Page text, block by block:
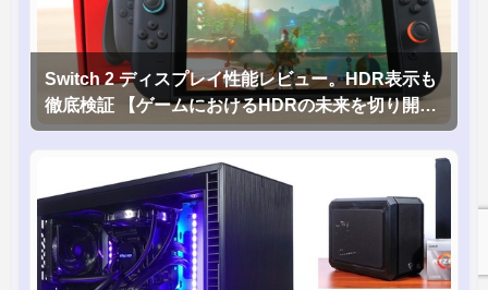
Switch 2 ディスプレイ性能レビュー。HDR表示も
徹底検証 【ゲームにおけるHDRの未来を切り開く
1台！】